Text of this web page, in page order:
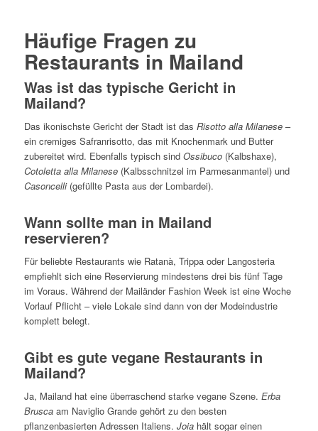
Häufige Fragen zu
Restaurants in Mailand
Was ist das typische Gericht in
Mailand?
Das ikonischste Gericht der Stadt ist das Risotto alla Milanese–
ein cremiges Safranrisotto, das mit Knochenmark und Butter
zubereitet wird. Ebenfalls typisch sind Ossibuco(Kalbshaxe),
Cotoletta alla Milanese(Kalbsschnitzel im Parmesanmantel) und
Casoncelli(gefüllte Pasta aus der Lombardei).
Wann sollte man in Mailand
reservieren?
Für beliebte Restaurants wie Ratanà, Trippa oder Langosteria
empfiehlt sich eine Reservierung mindestens drei bis fünf Tage
im Voraus. Während der Mailänder Fashion Week ist eine Woche
Vorlauf Pflicht – viele Lokale sind dann von der Modeindustrie
komplett belegt.
Gibt es gute vegane Restaurants in
Mailand?
Ja, Mailand hat eine überraschend starke vegane Szene. Erba
Bruscaam Naviglio Grande gehört zu den besten
pflanzenbasierten Adressen Italiens. Joiahält sogar einen